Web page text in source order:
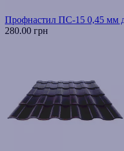
Профнастил ПС-15 0,45 мм
280.00 грн